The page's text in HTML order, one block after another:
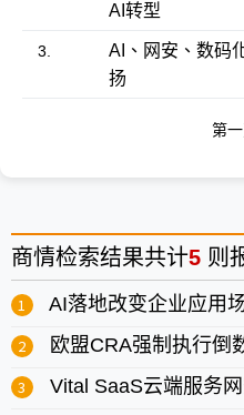
AI转型
3. AI、网安、数码
扬
第
商情检索结果共计5 则
AI落地改变企业应用场
欧盟CRA强制执行倒数 叡扬携
Vital SaaS云端服务网安再升级